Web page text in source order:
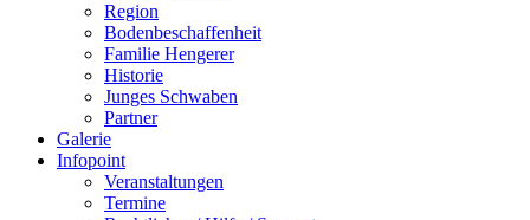
Region
Bodenbeschaffenheit
Familie Hengerer
Historie
Junges Schwaben
Partner
Galerie
Infopoint
Veranstaltungen
Termine